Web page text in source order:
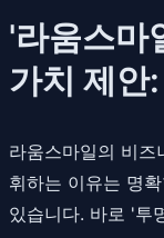
'라움스마
가치 제안
라움스마일의 비
휘하는 이유는 명
있습니다. 바로 '투